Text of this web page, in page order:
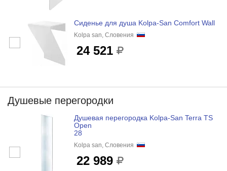
Cиденье для душа Kolpa-San Comfort Wall
Kolpa san, Словения
24 521
Душевые перегородки
Душевая перегородка Kolpa-San Terra TS
Open
28
Kolpa san, Словения
22 989